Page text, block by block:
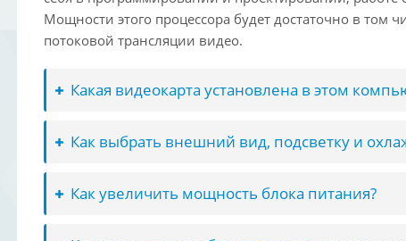
Мощности этого процессора будет достаточно в том
потоковой трансляции видео.
Какая видеокарта установлена в этом
Как выбрать внешний вид, подсветку и
Как увеличить мощность блока питания?